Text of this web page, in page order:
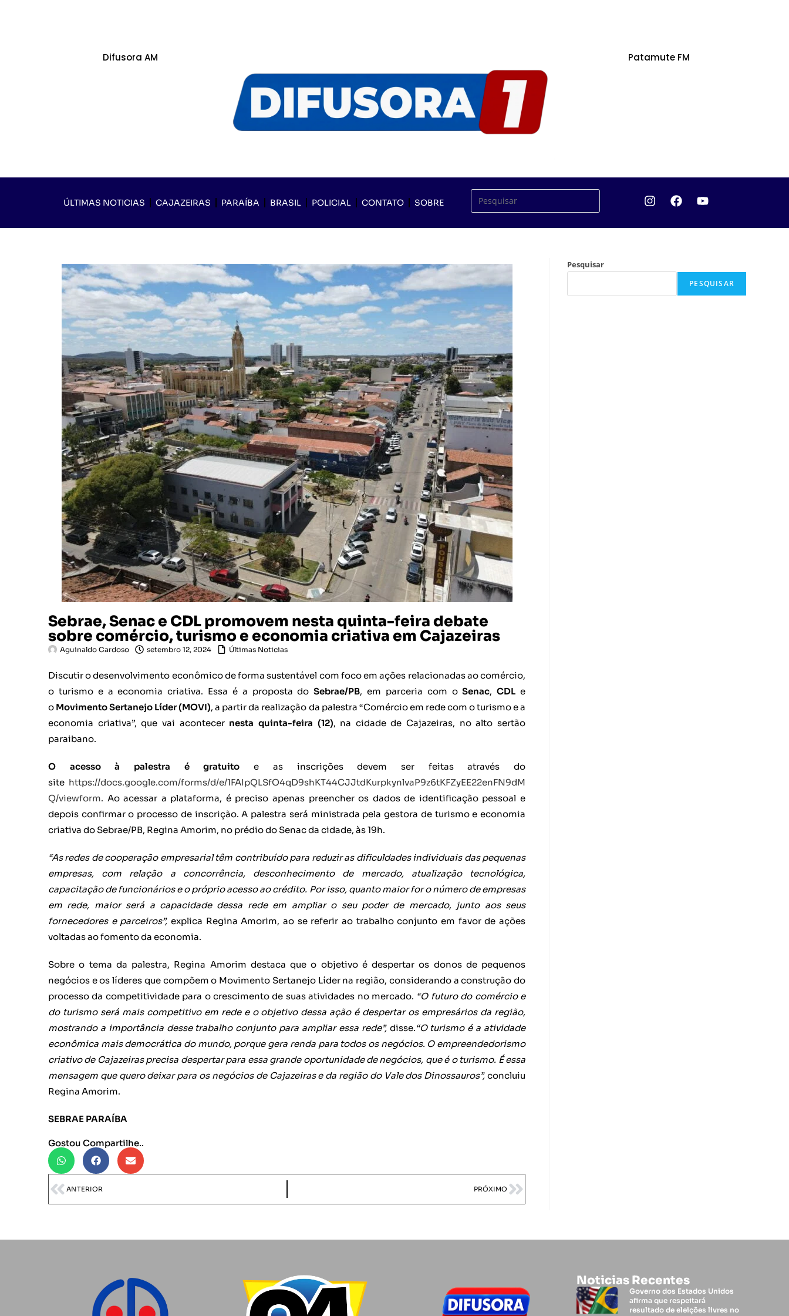
Difusora AM Patamute FM
ÚLTIMAS NOTICIAS CAJAZEIRAS PARAÍBA BRASIL POLICIAL CONTATO SOBRE
Sebrae, Senac e CDL promovem nesta quinta-feira debate
sobre comércio, turismo e economia criativa em Cajazeiras
Aguinaldo Cardoso setembro 12, 2024 Últimas Noticias
Discutir o desenvolvimento econômico de forma sustentável com foco em ações relacionadas ao comércio,
o turismo e a economia criativa. Essa é a proposta doSebrae/PB, em parceria com oSenac,CDL e
o Movimento Sertanejo Líder (MOVI), a partir da realização da palestra “Comércio em rede com o turismo e a
economia criativa”, que vai acontecer nesta quinta-feira (12), na cidade de Cajazeiras, no alto sertão
paraibano.
O acesso à palestra é gratuito e as inscrições devem ser feitas através do
site https://docs.google.com/forms/d/e/1FAIpQLSfO4qD9shKT44CJJtdKurpkynlvaP9z6tKFZyEE22enFN9dM
Q/viewform. Ao acessar a plataforma, é preciso apenas preencher os dados de identificação pessoal e
depois confirmar o processo de inscrição. A palestra será ministrada pela gestora de turismo e economia
criativa do Sebrae/PB, Regina Amorim, no prédio do Senac da cidade, às 19h.
“As redes de cooperação empresarial têm contribuído para reduzir as dificuldades individuais das pequenas
empresas, com relação a concorrência, desconhecimento de mercado, atualização tecnológica,
capacitação de funcionários e o próprio acesso ao crédito. Por isso, quanto maior for o número de empresas
em rede, maior será a capacidade dessa rede em ampliar o seu poder de mercado, junto aos seus
fornecedores e parceiros”, explica Regina Amorim, ao se referir ao trabalho conjunto em favor de ações
voltadas ao fomento da economia.
Sobre o tema da palestra, Regina Amorim destaca que o objetivo é despertar os donos de pequenos
negócios e os líderes que compõem o Movimento Sertanejo Líder na região, considerando a construção do
processo da competitividade para o crescimento de suas atividades no mercado. “O futuro do comércio e
do turismo será mais competitivo em rede e o objetivo dessa ação é despertar os empresários da região,
mostrando a importância desse trabalho conjunto para ampliar essa rede”,disse.“O turismo é a atividade
econômica mais democrática do mundo, porque gera renda para todos os negócios. O empreendedorismo
criativo de Cajazeiras precisa despertar para essa grande oportunidade de negócios, que é o turismo. É essa
mensagem que quero deixar para os negócios de Cajazeiras e da região do Vale dos Dinossauros”, concluiu
Regina Amorim.
SEBRAE PARAÍBA
Gostou Compartilhe..
ANTERIOR PRÓXIMO
Pesquisar
PESQUISAR
Noticias Recentes
Governo dos Estados Unidos
afirma que respeitará
resultado de eleições livres no